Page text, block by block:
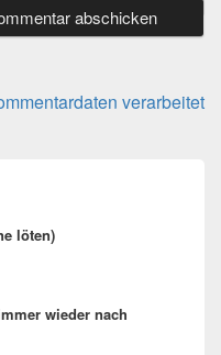
verarbeitet
löten)
wieder nach